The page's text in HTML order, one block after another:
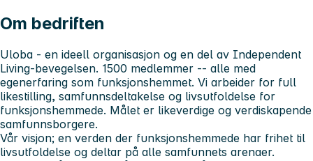
Om bedriften
Uloba - en ideell organisasjon og en del av Independent
Living-bevegelsen. 1500 medlemmer -- alle med
egenerfaring som funksjonshemmet. Vi arbeider for full
likestilling, samfunnsdeltakelse og livsutfoldelse for
funksjonshemmede. Målet er likeverdige og verdiskapende
samfunnsborgere.
Vår visjon; en verden der funksjonshemmede har frihet til
livsutfoldelse og deltar på alle samfunnets arenaer.